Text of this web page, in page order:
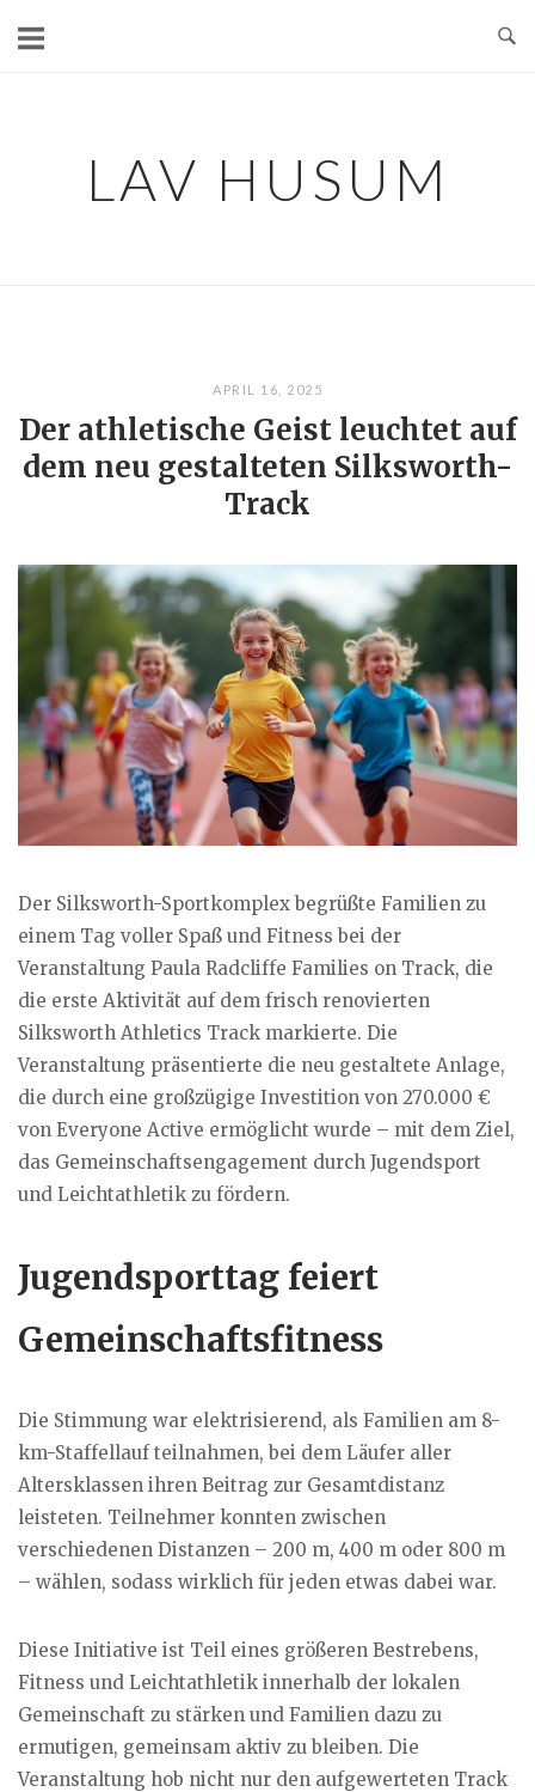
LAV HUSUM
APRIL 16, 2025
Der athletische Geist leuchtet auf
dem neu gestalteten Silksworth-
Track
Der Silksworth-Sportkomplex begrüßte Familien zu
einem Tag voller Spaß und Fitness bei der
Veranstaltung Paula Radcliffe Families on Track, die
die erste Aktivität auf dem frisch renovierten
Silksworth Athletics Track markierte. Die
Veranstaltung präsentierte die neu gestaltete Anlage,
die durch eine großzügige Investition von 270.000 €
von Everyone Active ermöglicht wurde – mit dem Ziel,
das Gemeinschaftsengagement durch Jugendsport
und Leichtathletik zu fördern.
Jugendsporttag feiert
Gemeinschaftsfitness
Die Stimmung war elektrisierend, als Familien am 8-
km-Staffellauf teilnahmen, bei dem Läufer aller
Altersklassen ihren Beitrag zur Gesamtdistanz
leisteten. Teilnehmer konnten zwischen
verschiedenen Distanzen – 200 m, 400 m oder 800 m
– wählen, sodass wirklich für jeden etwas dabei war.
Diese Initiative ist Teil eines größeren Bestrebens,
Fitness und Leichtathletik innerhalb der lokalen
Gemeinschaft zu stärken und Familien dazu zu
ermutigen, gemeinsam aktiv zu bleiben. Die
Veranstaltung hob nicht nur den aufgewerteten Track